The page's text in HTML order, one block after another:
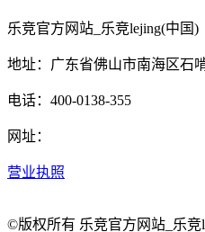
乐竞官方网站_乐竞lejing(中国)
地址：广东省佛山市南海区石
电话：400-0138-355
网址：
营业执照
©版权所有 乐竞官方网站_乐竞